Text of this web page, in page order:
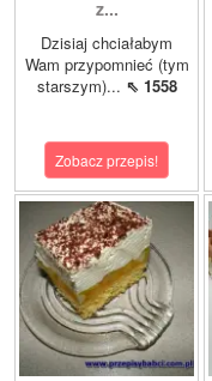
z...
Dzisiaj chciałabym
Wam przypomnieć (tym
starszym)... ⇖ 1558
Zobacz przepis!